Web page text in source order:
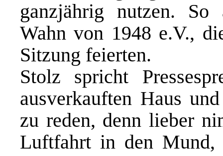
ganzjährig nutzen. So
Wahn von 1948 e.V.,
Sitzung feierten.
Stolz spricht
ausverkauften Haus
zu reden, denn lieber
Luftfahrt in den